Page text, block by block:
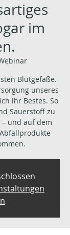
im
Blutgefäße.
unseres
ihr Bestes. So
Sauerstoff zu
und auf dem